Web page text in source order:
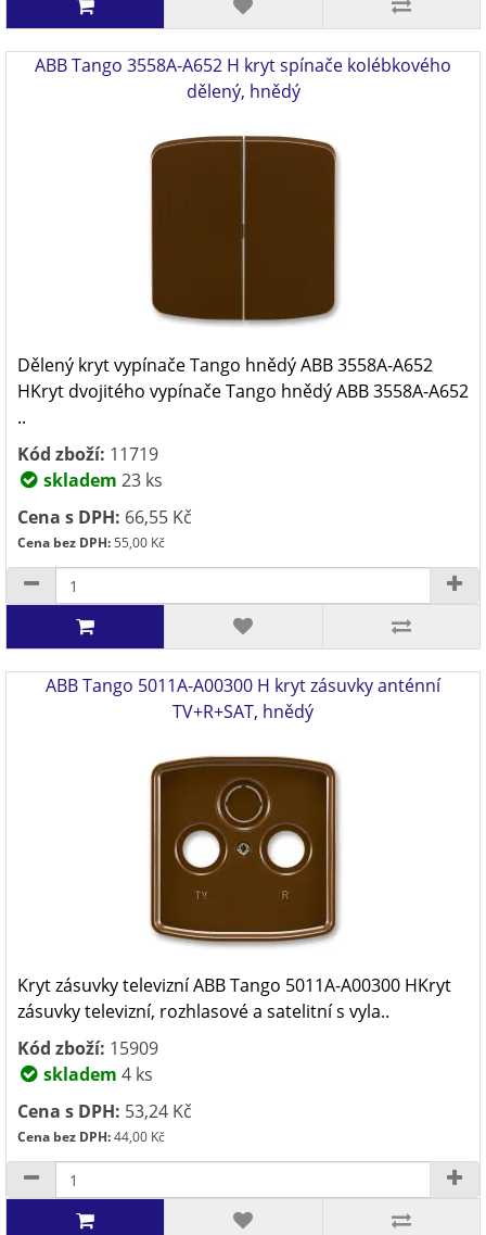
ABB Tango 3558A-A652 H kryt spínače kolébkového
dělený, hnědý
Dělený kryt vypínače Tango hnědý ABB 3558A-A652
HKryt dvojitého vypínače Tango hnědý ABB 3558A-A652
..
Kód zboží: 11719
skladem 23 ks
Cena s DPH: 66,55 Kč
Cena bez DPH:55,00 Kč
ABB Tango 5011A-A00300 H kryt zásuvky anténní
TV+R+SAT, hnědý
Kryt zásuvky televizní ABB Tango 5011A-A00300 HKryt
zásuvky televizní, rozhlasové a satelitní s vyla..
Kód zboží: 15909
skladem 4 ks
Cena s DPH: 53,24 Kč
Cena bez DPH:44,00 Kč